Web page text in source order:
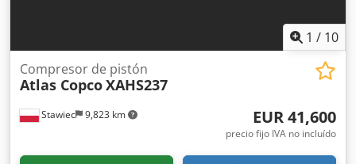
1 / 10
Stawiec 9,823 km
Compresor de pistón
Atlas CopcoXAHS237
EUR 41,600
precio fijo IVA no incluído